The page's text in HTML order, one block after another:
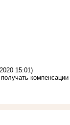
15:01)
компенсации